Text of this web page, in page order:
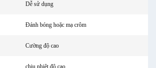
Dễ sử dụng
Đánh bóng hoặc mạ crôm
Cường độ cao
chịu nhiệt độ cao